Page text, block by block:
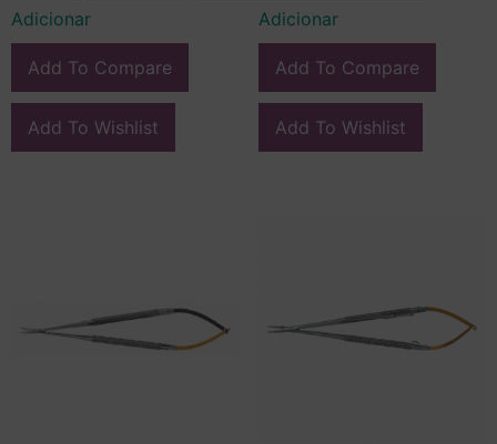
Adicionar
Add To Compare
Add To Wishlist
Adicionar
Add To Compare
Add To Wishlist